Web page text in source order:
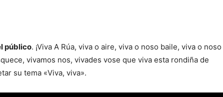
público. ¡Viva A Rúa, viva o aire, viva o noso baile, viva o noso
vivamos nos, vivades vose que viva esta rondiña de
su tema «Viva, viva».